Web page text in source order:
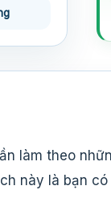
làm theo
này là bạn